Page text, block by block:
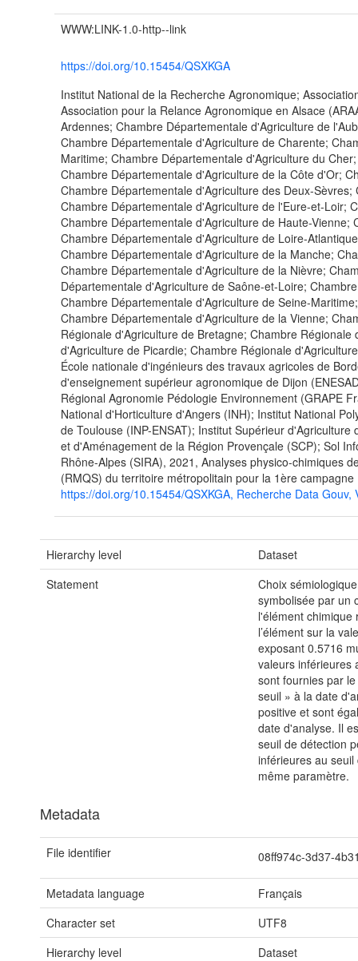
WWW:LINK-1.0-http--link
https://doi.org/10.15454/QSXKGA
Institut National de la Recherche Agronomique;
Association pour la Relance Agronomique en Alsace
Ardennes; Chambre Départementale d'Agriculture de
Chambre Départementale d'Agriculture de Charente;
Maritime; Chambre Départementale d'Agriculture du
Chambre Départementale d'Agriculture de la Côte d'Or;
Chambre Départementale d'Agriculture des Deux-
Chambre Départementale d'Agriculture de l'Eure-et-Loir;
Chambre Départementale d'Agriculture de Haute-
Chambre Départementale d'Agriculture de Loire-
Chambre Départementale d'Agriculture de la Manche;
Chambre Départementale d'Agriculture de la Nièvre;
Départementale d'Agriculture de Saône-et-Loire;
Chambre Départementale d'Agriculture de Seine-
Chambre Départementale d'Agriculture de la Vienne;
Régionale d'Agriculture de Bretagne; Chambre
d'Agriculture de Picardie; Chambre Régionale
École nationale d'ingénieurs des travaux agricoles de
d'enseignement supérieur agronomique de Dijon
Régional Agronomie Pédologie Environnement (GRAPE
National d'Horticulture d'Angers (INH); Institut National
de Toulouse (INP-ENSAT); Institut Supérieur
et d'Aménagement de la Région Provençale (SCP); Sol
Rhône-Alpes (SIRA), 2021, Analyses physico-chimiques
(RMQS) du territoire métropolitain pour la 1ère
https://doi.org/10.15454/QSXKGA, Recherche Data
Hierarchy level
Dataset
Statement
Choix
symbolisée par un
l'élément
l’élément sur la
exposant 0.5716
valeurs inférieures
sont fournies par
seuil » à la date
positive et sont
date d'analyse. Il
seuil de détection
inférieures au
même paramètre.
Metadata
File identifier 08ff974c-3d37-
Metadata language
Français
Character set
UTF8
Hierarchy level
Dataset